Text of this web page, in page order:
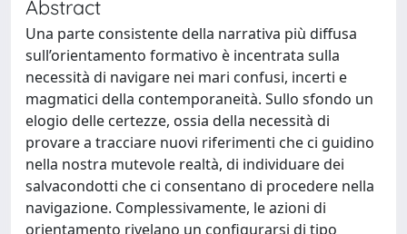
Abstract
Una parte consistente della narrativa più diffusa
sull’orientamento formativo è incentrata sulla
necessità di navigare nei mari confusi, incerti e
magmatici della contemporaneità. Sullo sfondo un
elogio delle certezze, ossia della necessità di
provare a tracciare nuovi riferimenti che ci guidino
nella nostra mutevole realtà, di individuare dei
salvacondotti che ci consentano di procedere nella
navigazione. Complessivamente, le azioni di
orientamento rivelano un configurarsi di tipo